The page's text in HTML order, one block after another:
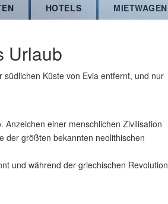
HOTELS MIETWAGEN
Urlaub
Küste von Evia entfernt, und nur
einer menschlichen Zivilisation
der größten bekannten neolithischen
und während der griechischen Revolution